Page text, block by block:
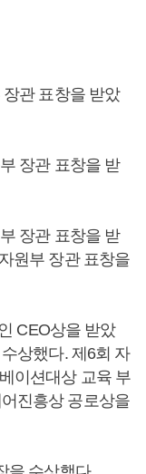
관 표창을 받았
장관 표창을 받
장관 표창을 받
원부 장관 표창을
CEO상을 받았
상했다. 제6회 자
이션대상 교육 부
진흥상 공로상을